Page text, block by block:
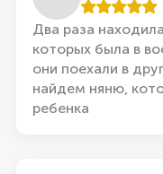
Два раза
которых была в
они поехали в
найдем няню,
ребенка